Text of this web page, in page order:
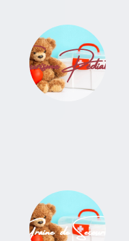
Secourisme Pédiatrique
Graine de Secouriste